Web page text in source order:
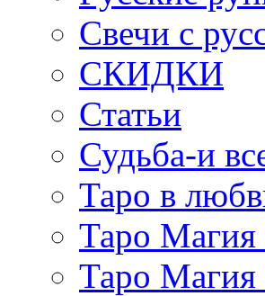
Свечи с
СКИДКИ
Статьи
Судьба-и
Таро в
Таро
Таро Магия